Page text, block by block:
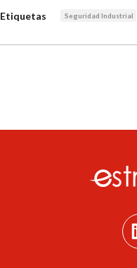
Etiquetas Seguridad Industrial